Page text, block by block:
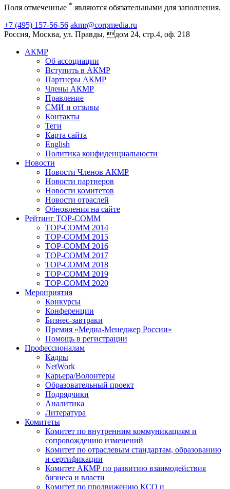
Поля отмеченные * являются обязательными для заполнения.
+7 (495) 157-56-56 akmr@corpmedia.ru
Россия, Москва, ул. Правды, дом 24, стр.4, оф. 218
АКМР
Об ассоциации
Вступить в АКМР
Партнеры АКМР
Члены АКМР
Правление
СМИ и отзывы
Контакты
Теги
Карта сайта
English
Политика конфиденциальности
Новости
Новости Членов АКМР
Новости партнеров
Новости комитетов
Новости отраслей
Обновления на сайте
Рейтинг TOP-COMM
TOP-COMM 2014
TOP-COMM 2015
TOP-COMM 2016
TOP-COMM 2017
TOP-COMM 2018
TOP-COMM 2019
TOP-COMM 2020
Мероприятия
Конкурсы
Конференции
Бизнес-завтраки
Премия «Медиа-Менеджер России»
Помощь в регистрации
Профессионалам
Кадры
NetWork
Карьера/Волонтеры
Образовательный проект
Подрядчики
Аналитика
Литература
Комитеты
Комитет по внутренним коммуникациям и
сопровождению изменений
Комитет по отраслевым стандартам, образованию
и сертификации
Комитет АКМР по развитию взаимодействия
бизнеса и власти
Комитет по продвижению КСО и